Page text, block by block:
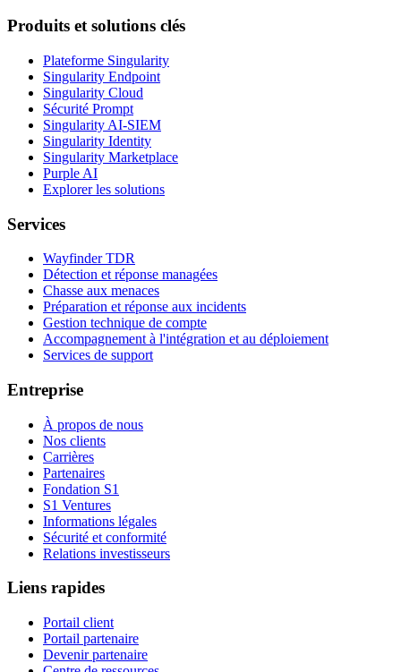
Produits et solutions clés
Plateforme Singularity
Singularity Endpoint
Singularity Cloud
Sécurité Prompt
Singularity AI-SIEM
Singularity Identity
Singularity Marketplace
Purple AI
Explorer les solutions
Services
Wayfinder TDR
Détection et réponse managées
Chasse aux menaces
Préparation et réponse aux incidents
Gestion technique de compte
Accompagnement à l'intégration et au déploiement
Services de support
Entreprise
À propos de nous
Nos clients
Carrières
Partenaires
Fondation S1
S1 Ventures
Informations légales
Sécurité et conformité
Relations investisseurs
Liens rapides
Portail client
Portail partenaire
Devenir partenaire